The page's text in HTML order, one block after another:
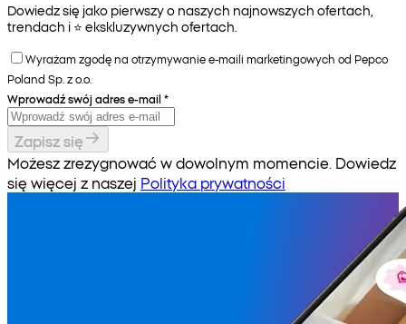
Dowiedz się jako pierwszy o naszych najnowszych ofertach,
trendach i ⭐️ ekskluzywnych ofertach.
Wyrażam zgodę na otrzymywanie e-maili marketingowych od Pepco
Poland Sp. z o.o.
Wprowadź swój adres e-mail *
Zapisz się
Możesz zrezygnować w dowolnym momencie. Dowiedz
się więcej z naszej Polityka prywatności